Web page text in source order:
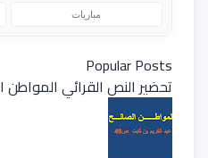
مباريات
Popular Posts
تحضير النص القرائي المواطن